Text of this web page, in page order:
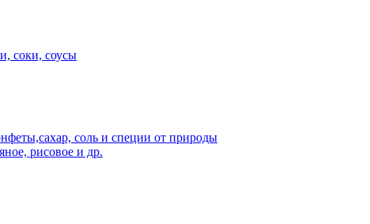
соки, соусы
соль и специи от природы
рисовое и др.